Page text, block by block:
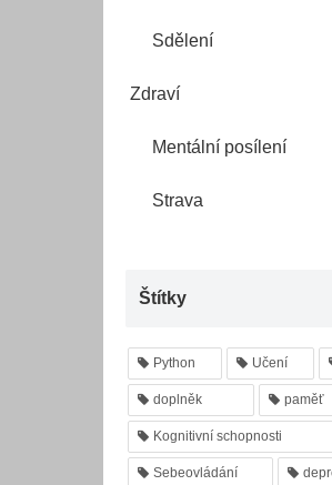
Sdělení
Zdraví
Mentální posílení
Strava
Štítky
Python Učení
doplněk paměť
Kognitivní schopnosti
Sebeovládání